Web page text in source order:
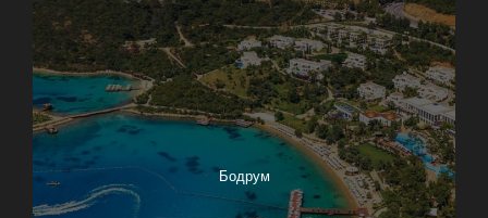
Бодрум